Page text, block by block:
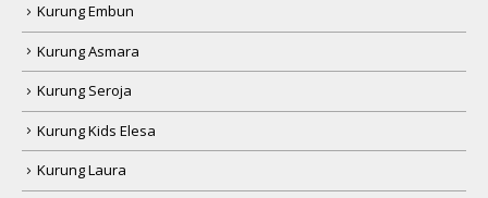
Kurung Embun
Kurung Asmara
Kurung Seroja
Kurung Kids Elesa
Kurung Laura